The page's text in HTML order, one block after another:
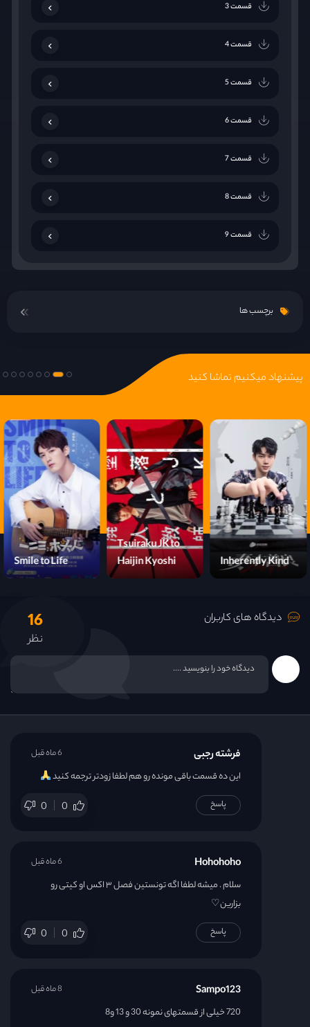
قسمت 3
قسمت 4
قسمت 5
قسمت 6
قسمت 7
قسمت 8
قسمت 9
قسمت 10
قسمت 11
قسمت 15
قسمت 16
قسمت 17
قسمت 18
قسمت 19
قسمت 20
قسمت 21
قسمت 24
قسمت 26
قسمت 27
قسمت 29
برچسب ها
پیشنهاد میکنیم تماشا کنید
Inherently Kind
Tsuiraku JK to
Haijin Kyoshi
Smile to Life
دیدگاه های کاربران 16
نظر
فرشته رجبی
این ده قسمت باقی مونده رو هم لطفا زودتر ترجمه کنید
0 0
6 ماه قبل
پاسخ
Hohohoho
سلام . میشه لطفا اگه تونستین فصل ۳ اکس او کیتی رو
بزارین♡
0 0
6 ماه قبل
پاسخ
Sampo123
720 خیلی از قسمتهای نمونه 30 و 13 و8
8 ماه قبل